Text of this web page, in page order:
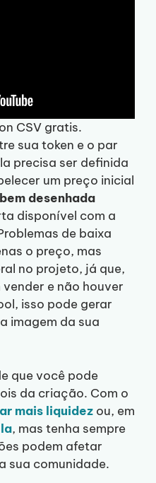
CSV gratis.
sua token e o par
precisa ser definida
um preço inicial
desenhada
disponível com a
de baixa
o preço, mas
no projeto, já que,
e não houver
isso pode gerar
imagem da sua
que você pode
da criação. Com o
mais liquidez ou, em
, mas tenha sempre
podem afetar
sua comunidade.